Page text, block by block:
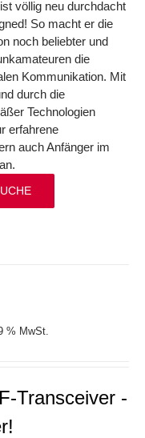
völlig neu durchdacht
So macht er die
noch beliebter und
die
Kommunikation. Mit
durch die
Technologien
erfahrene
auch Anfänger im
% MwSt.
Transceiver -